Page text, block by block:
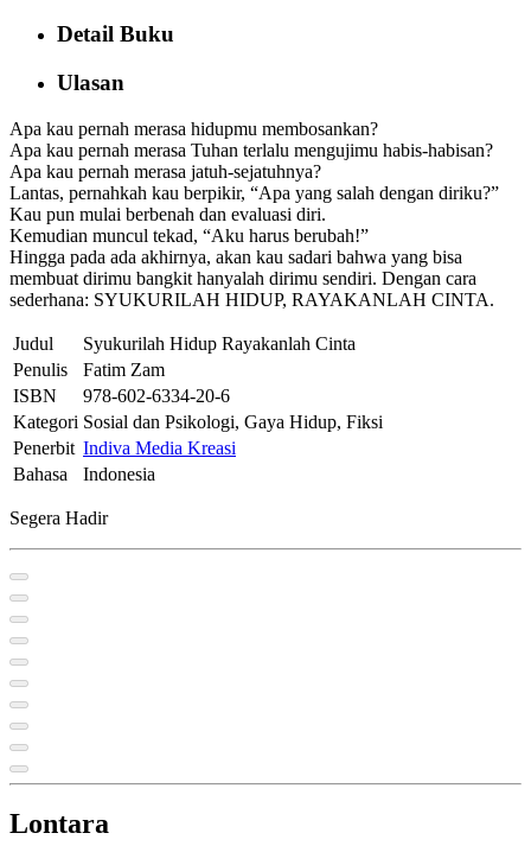
Detail Buku
Ulasan
Apa kau pernah merasa hidupmu membosankan?
Apa kau pernah merasa Tuhan terlalu mengujimu habis-habisan?
Apa kau pernah merasa jatuh-sejatuhnya?
Lantas, pernahkah kau berpikir, “Apa yang salah dengan diriku?”
Kau pun mulai berbenah dan evaluasi diri.
Kemudian muncul tekad, “Aku harus berubah!”
Hingga pada ada akhirnya, akan kau sadari bahwa yang bisa
membuat dirimu bangkit hanyalah dirimu sendiri. Dengan cara
sederhana: SYUKURILAH HIDUP, RAYAKANLAH CINTA.
Judul
Syukurilah Hidup Rayakanlah Cinta
Penulis
Fatim Zam
ISBN
978-602-6334-20-6
Kategori Sosial dan Psikologi, Gaya Hidup, Fiksi
Penerbit Indiva Media Kreasi
Bahasa
Indonesia
Segera Hadir
Lontara